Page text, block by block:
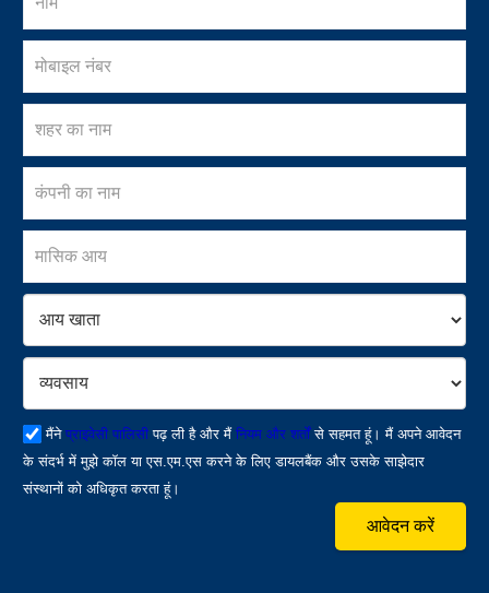
मैंने प्राइवेसी पालिसीपढ़ ली है और मैंनियम और शर्तोंसे सहमत हूं। मैं अपने आवेदन
के संदर्भ में मुझे कॉल या एस.एम.एस करने के लिए डायलबैंक और उसके साझेदार
संस्थानों को अधिकृत करता हूं।
आवेदन करें